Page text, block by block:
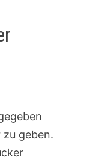
zu geben.